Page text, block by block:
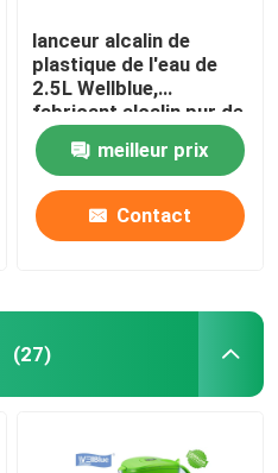
lanceur alcalin de
plastique de l'eau de
2.5L Wellblue,
fabricant alcalin pur de
l'eau minérale
meilleur prix
Contact
(27)